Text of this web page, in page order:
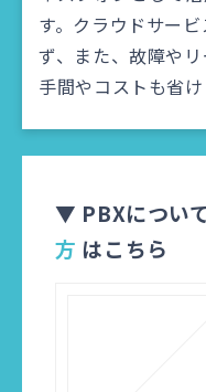
す。クラウドサー
ず、また、故障や
手間やコストも省け
▼ PBXについ
方 はこちら